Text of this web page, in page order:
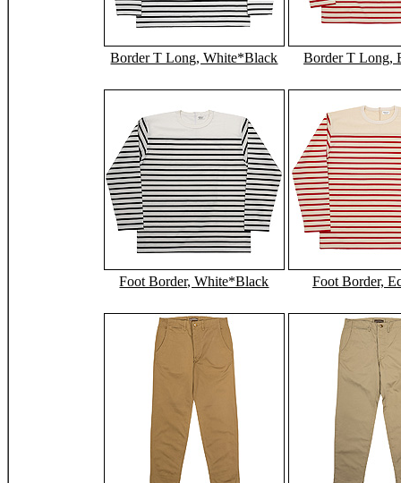
Border T Long, White*Black Border T Long,
Foot Border, White*Black Foot Border,